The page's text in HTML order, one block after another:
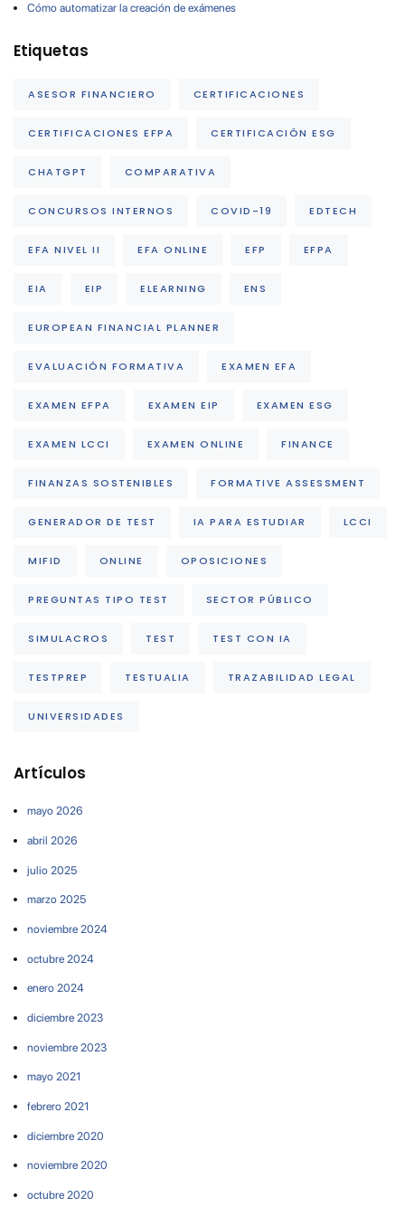
Cómo automatizar la creación de exámenes
Etiquetas
ASESOR FINANCIERO CERTIFICACIONES
CERTIFICACIONES EFPA CERTIFICACIÓN ESG
CHATGPT COMPARATIVA
CONCURSOS INTERNOS COVID-19 EDTECH
EFA NIVEL II EFA ONLINE EFP EFPA
EIA EIP ELEARNING ENS
EUROPEAN FINANCIAL PLANNER
EVALUACIÓN FORMATIVA EXAMEN EFA
EXAMEN EFPA EXAMEN EIP EXAMEN ESG
EXAMEN LCCI EXAMEN ONLINE FINANCE
FINANZAS SOSTENIBLES FORMATIVE ASSESSMENT
GENERADOR DE TEST IA PARA ESTUDIAR LCCI
MIFID ONLINE OPOSICIONES
PREGUNTAS TIPO TEST SECTOR PÚBLICO
SIMULACROS TEST TEST CON IA
TESTPREP TESTUALIA TRAZABILIDAD LEGAL
UNIVERSIDADES
Artículos
mayo 2026
abril 2026
julio 2025
marzo 2025
noviembre 2024
octubre 2024
enero 2024
diciembre 2023
noviembre 2023
mayo 2021
febrero 2021
diciembre 2020
noviembre 2020
octubre 2020